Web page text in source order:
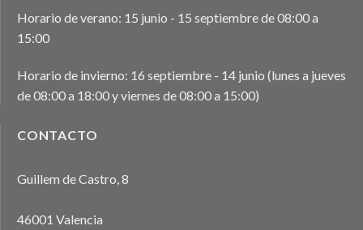
Horario de verano: 15 junio - 15 septiembre de 08:00 a
15:00
Horario de invierno: 16 septiembre - 14 junio (lunes a jueves
de 08:00 a 18:00 y viernes de 08:00 a 15:00)
CONTACTO
Guillem de Castro, 8
46001 Valencia